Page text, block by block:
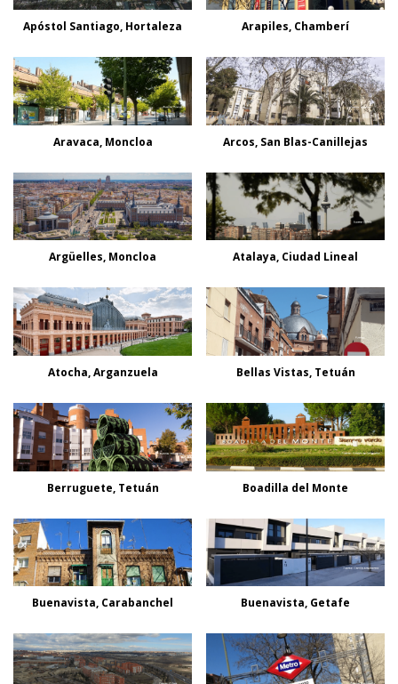
Apóstol Santiago, Hortaleza Arapiles, Chamberí
Aravaca, Moncloa Arcos, San Blas-Canillejas
Argüelles, Moncloa Atalaya, Ciudad Lineal
Atocha, Arganzuela Bellas Vistas, Tetuán
Berruguete, Tetuán Boadilla del Monte
Buenavista, Carabanchel Buenavista, Getafe